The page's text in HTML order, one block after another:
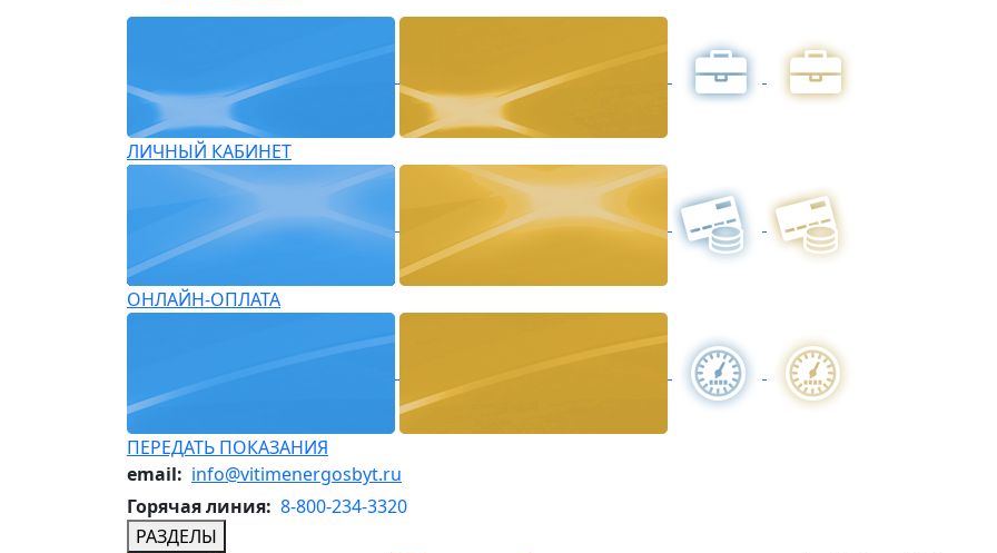
ЛИЧНЫЙ КАБИНЕТ
ОНЛАЙН-ОПЛАТА
ПЕРЕДАТЬ ПОКАЗАНИЯ
email: info@vitimenergosbyt.ru
Горячая линия: 8-800-234-3320
РАЗДЕЛЫ